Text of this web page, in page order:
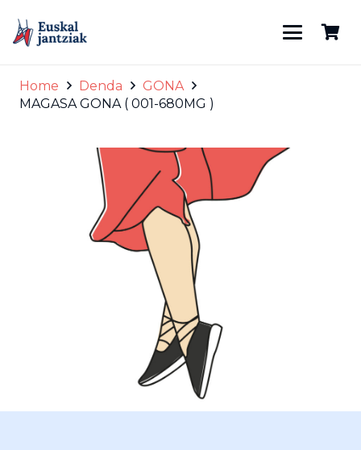
Home Denda
GONA
MAGASA GONA ( 001-680MG )